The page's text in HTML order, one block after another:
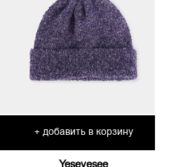
+ добавить в корзину